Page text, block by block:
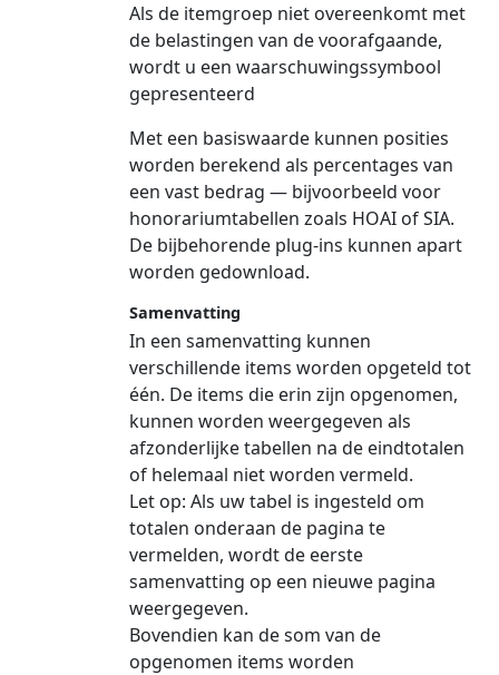
Als de itemgroep niet overeenkomt met
de belastingen van de voorafgaande,
wordt u een waarschuwingssymbool
gepresenteerd
Met een basiswaarde kunnen posities
worden berekend als percentages van
een vast bedrag — bijvoorbeeld voor
honorariumtabellen zoals HOAI of SIA.
De bijbehorende plug-ins kunnen apart
worden gedownload.
Samenvatting
In een samenvatting kunnen
verschillende items worden opgeteld tot
één. De items die erin zijn opgenomen,
kunnen worden weergegeven als
afzonderlijke tabellen na de eindtotalen
of helemaal niet worden vermeld.
Let op: Als uw tabel is ingesteld om
totalen onderaan de pagina te
vermelden, wordt de eerste
samenvatting op een nieuwe pagina
weergegeven.
Bovendien kan de som van de
opgenomen items worden